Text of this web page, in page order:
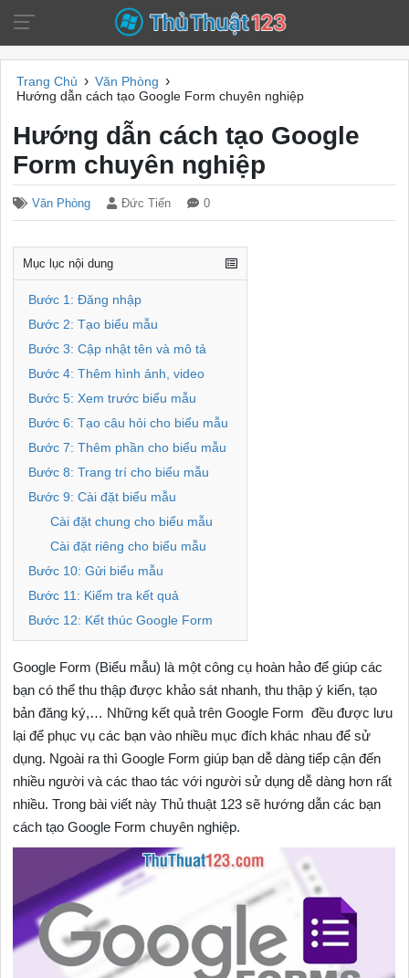
Trang Chủ › Văn Phòng ›
Hướng dẫn cách tạo Google Form chuyên nghiệp
Hướng dẫn cách tạo Google
Form chuyên nghiệp
Văn Phòng Đức Tiến 0
Mục lục nội dung
Bước 1: Đăng nhập
Bước 2: Tạo biểu mẫu
Bước 3: Cập nhật tên và mô tả
Bước 4: Thêm hình ảnh, video
Bước 5: Xem trước biểu mẫu
Bước 6: Tạo câu hỏi cho biểu mẫu
Bước 7: Thêm phần cho biểu mẫu
Bước 8: Trang trí cho biểu mẫu
Bước 9: Cài đặt biểu mẫu
Cài đặt chung cho biểu mẫu
Cài đặt riêng cho biểu mẫu
Bước 10: Gửi biểu mẫu
Bước 11: Kiểm tra kết quả
Bước 12: Kết thúc Google Form
Google Form (Biểu mẫu) là một công cụ hoàn hảo để giúp các
bạn có thể thu thập được khảo sát nhanh, thu thập ý kiến, tạo
bản đăng ký,… Những kết quả trên Google Form đều được lưu
lại để phục vụ các bạn vào nhiều mục đích khác nhau để sử
dụng. Ngoài ra thì Google Form giúp bạn dễ dàng tiếp cận đến
nhiều người và các thao tác với người sử dụng dễ dàng hơn rất
nhiều. Trong bài viết này Thủ thuật 123 sẽ hướng dẫn các bạn
cách tạo Google Form chuyên nghiệp.